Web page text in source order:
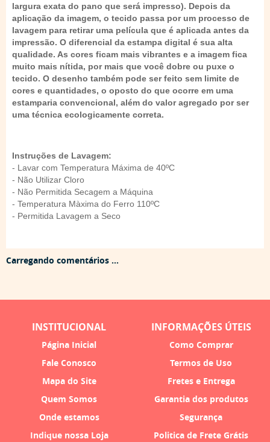
largura exata do pano que será impresso). Depois da
aplicação da imagem, o tecido passa por um processo de
lavagem para retirar uma película que é aplicada antes da
impressão. O diferencial da estampa digital é sua alta
qualidade. As cores ficam mais vibrantes e a imagem fica
muito mais nítida, por mais que você dobre ou puxe o
tecido. O desenho também pode ser feito sem limite de
cores e quantidades, o oposto do que ocorre em uma
estamparia convencional, além do valor agregado por ser
uma técnica ecologicamente correta.
Instruções de Lavagem:
- Lavar com Temperatura Máxima de 40ºC
- Não Utilizar Cloro
- Não Permitida Secagem a Máquina
- Temperatura Màxima do Ferro 110ºC
- Permitida Lavagem a Seco
Carregando comentários ...
INSTITUCIONAL
Página Inicial
Fale Conosco
Mapa do Site
Quem Somos
Onde estamos
Indique nossa Loja
INFORMAÇÕES ÚTEIS
Como Comprar
Termos de Uso
Fretes e Entrega
Garantia dos produtos
Segurança
Politica de Frete Grátis